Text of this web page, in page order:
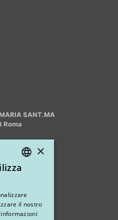
SANT.MA
Roma
×
il nostro